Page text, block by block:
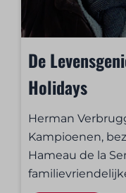
De
Holidays
Herman
Kampioenen,
Hameau de la